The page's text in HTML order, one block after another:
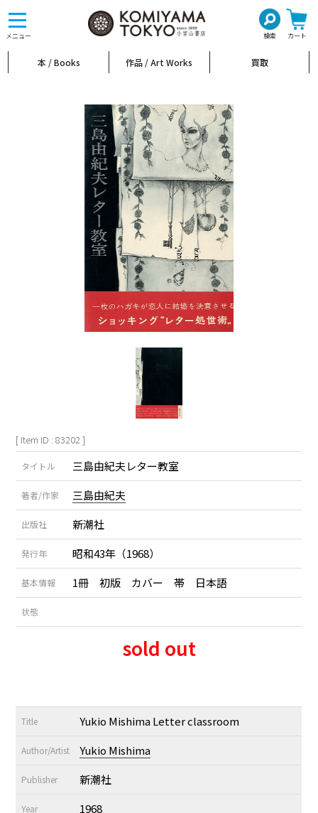
メニュー 検索 カート
toggle
navigation
本 / Books 作品 / Art Works 買取
[ Item ID : 83202 ]
タイトル 三島由紀夫レター教室
著者/作家 三島由紀夫
出版社 新潮社
発行年 昭和43年（1968）
基本情報 1冊 初版 カバー 帯 日本語
状態
sold out
Title Yukio Mishima Letter classroom
Author/Artist Yukio Mishima
Publisher 新潮社
Year 1968